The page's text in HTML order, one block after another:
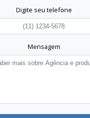
Digite seu telefone
Mensagem